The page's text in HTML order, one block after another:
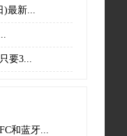
)最新...
要3...
和蓝牙...